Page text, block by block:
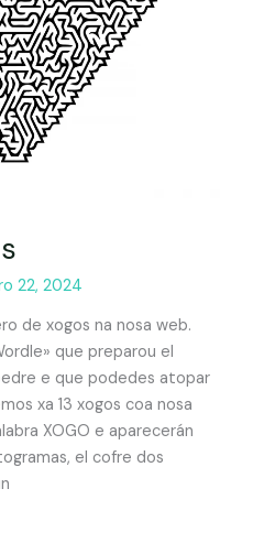
22, 2024
de xogos na nosa web.
que preparou el
e que podedes atopar
xa 13 xogos coa nosa
XOGO e aparecerán
el cofre dos